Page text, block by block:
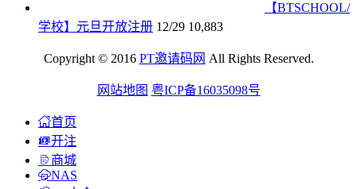
【BTSCHOOL/
学校】元旦开放注册 12/29 10,883
Copyright © 2016 PT邀请码网 All Rights Reserved.
网站地图 粤ICP备16035098号
首页
开注
商城
NAS